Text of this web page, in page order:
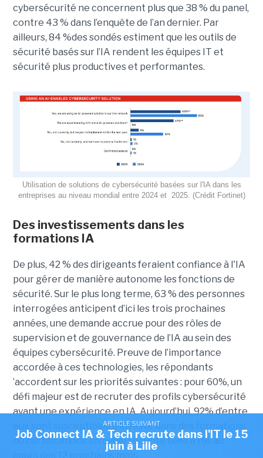
cybersécurité ne concernent plus que 38 % du panel,
contre 43 % dans l’enquête de l’an dernier. Par
ailleurs, 84 %des sondés estiment que les outils de
sécurité basés sur l’IA rendent les équipes IT et
sécurité plus productives et performantes.
Utilisation de solutions de cybersécurité basées sur l'IA dans les
entreprises au niveau mondial entre 2024 et 2025. (Crédit Fortinet)
Des investissements dans les
formations IA
De plus, 42 % des dirigeants feraient confiance à l'IA
pour gérer de manière autonome les fonctions de
sécurité. Sur le plus long terme, 63 % des personnes
interrogées anticipent d’ici les trois prochaines
années, une demande accrue pour des rôles de
supervision et de gouvernance de l’IA au sein des
équipes cybersécurité. Preuve de l’importance
accordée à ces technologies, les répondants
’accordent sur les priorités suivantes : pour 60%, un
défi majeur est de recruter des profils cybersécurité
ayant une expérience en IA. Aujourd’hui, 92% d’entre
eux sont susceptibles d’investir dans des formations
ou certifications en cybersécurité liées à l’IA au
cours des 12 prochains mois.
ARTICLE SUIVANT
Job Connect IA & Tech recrute dans l'IT le 15
juin à Lille